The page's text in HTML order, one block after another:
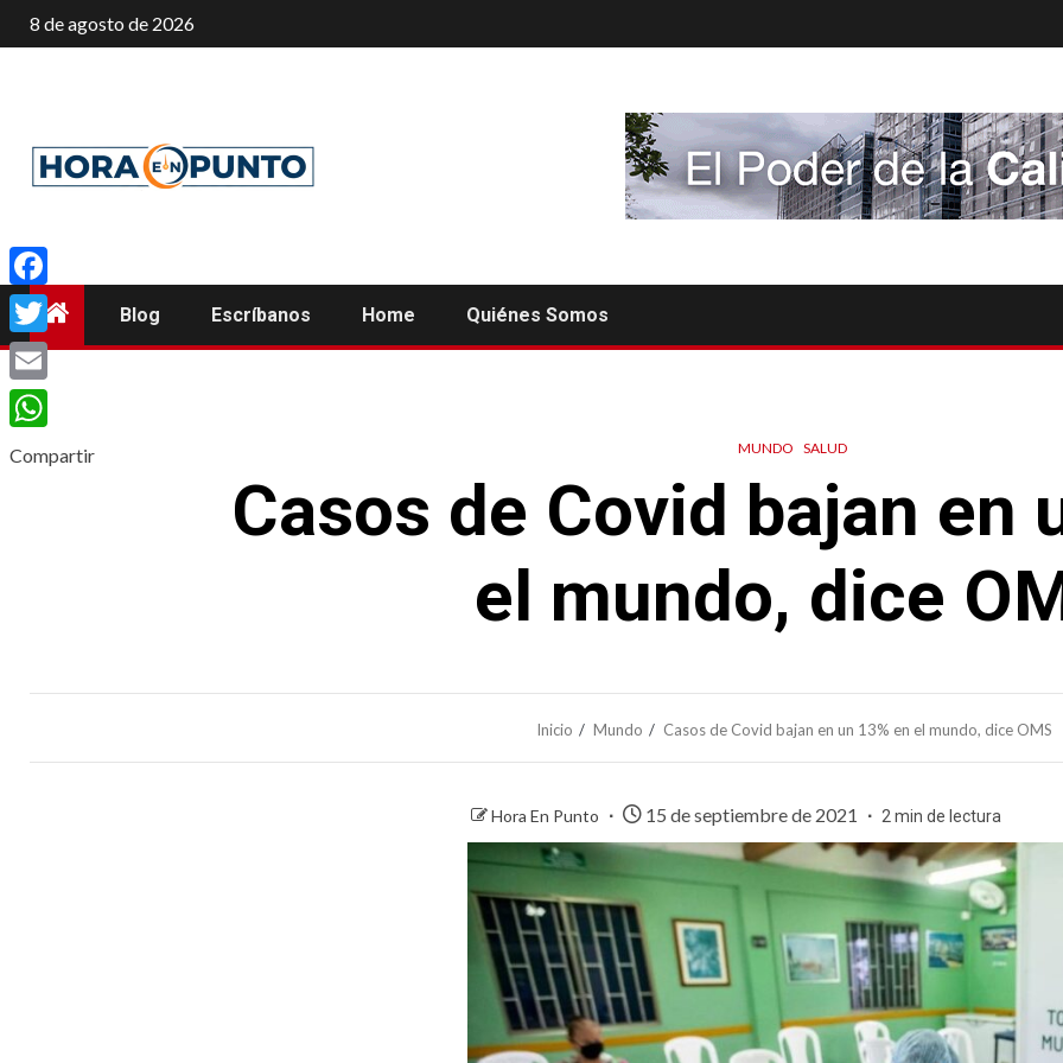
Saltar
al
8 de agosto de 2026
Blog Escríbanos Home Quiénes Somos
MUNDO SALUD
Casos de Covid bajan en
el mundo, dice
Inicio Mundo Casos de Covid bajan en un 13% en el mundo, dice OMS
Hora En Punto 15 de septiembre de 2021 2 min de lectura
Facebook
Twitter
Email
WhatsApp
Compartir